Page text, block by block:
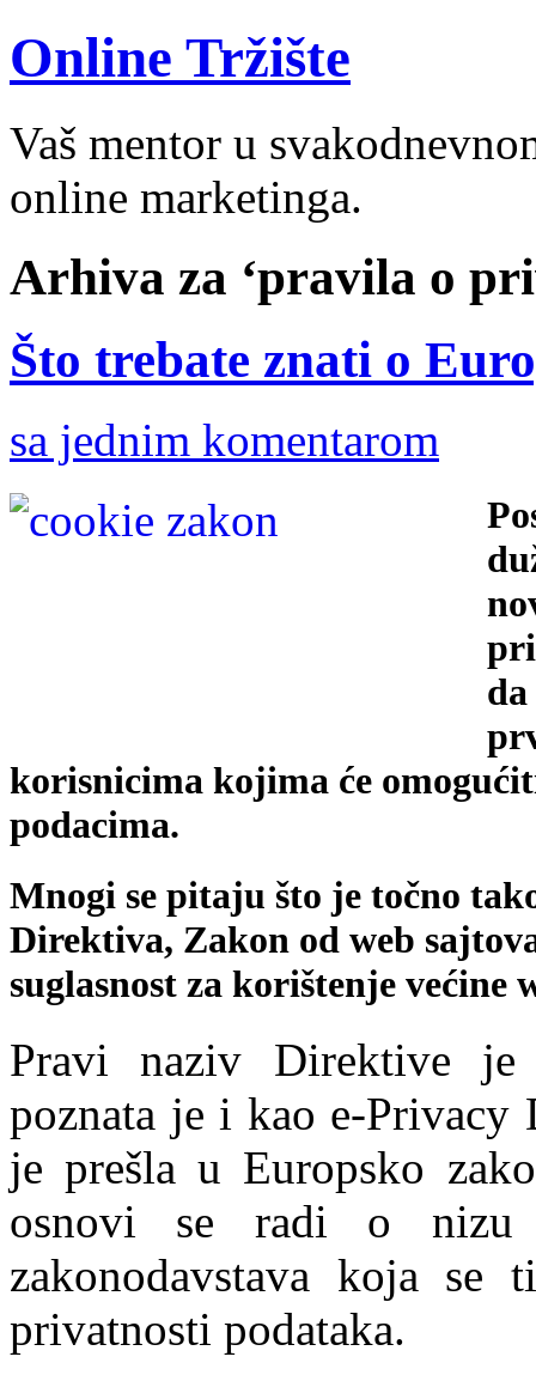
Online Tržište
Vaš mentor u
online marketinga.
Arhiva za ‘pravila o
Što trebate znati o
sa jednim komentarom
korisnicima kojima će
podacima.
Mnogi se pitaju što je točno
Direktiva, Zakon od web
suglasnost za korištenje većine
Pravi naziv Direktive
poznata je i kao e-
je prešla u Europsko
osnovi se radi o nizu
zakonodavstava koja se
privatnosti podataka.